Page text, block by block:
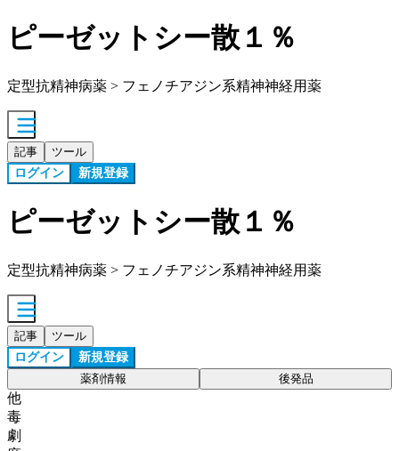
ピーゼットシー散１％
定型抗精神病薬 > フェノチアジン系精神神経用薬
記事 ツール
ログイン 新規登録
ピーゼットシー散１％
定型抗精神病薬 > フェノチアジン系精神神経用薬
記事 ツール
ログイン 新規登録
薬剤情報 後発品
他
毒
劇